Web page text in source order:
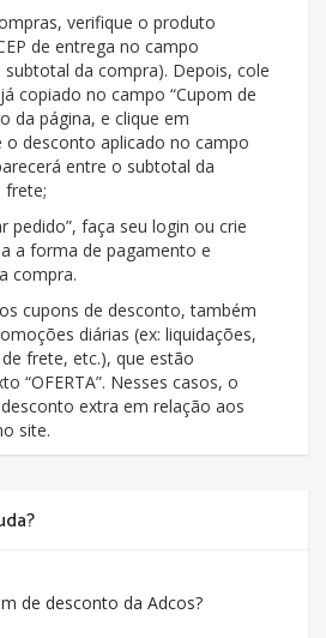
verifique o produto
de entrega no campo
subtotal da compra). Depois, cole
copiado no campo “Cupom de
da página, e clique em
o desconto aplicado no campo
entre o subtotal da
frete;
pedido”, faça seu login ou crie
a forma de pagamento e
compra.
cupons de desconto, também
diárias (ex: liquidações,
frete, etc.), que estão
“OFERTA”. Nesses casos, o
extra em relação aos
site.
de desconto da Adcos?